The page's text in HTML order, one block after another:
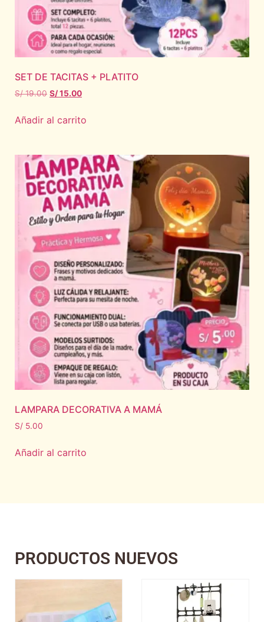
SET DE TACITAS + PLATITO
S/19.00 S/15.00
Añadir al carrito
LAMPARA DECORATIVA A MAMÁ
S/ 5.00
Añadir al carrito
PRODUCTOS NUEVOS